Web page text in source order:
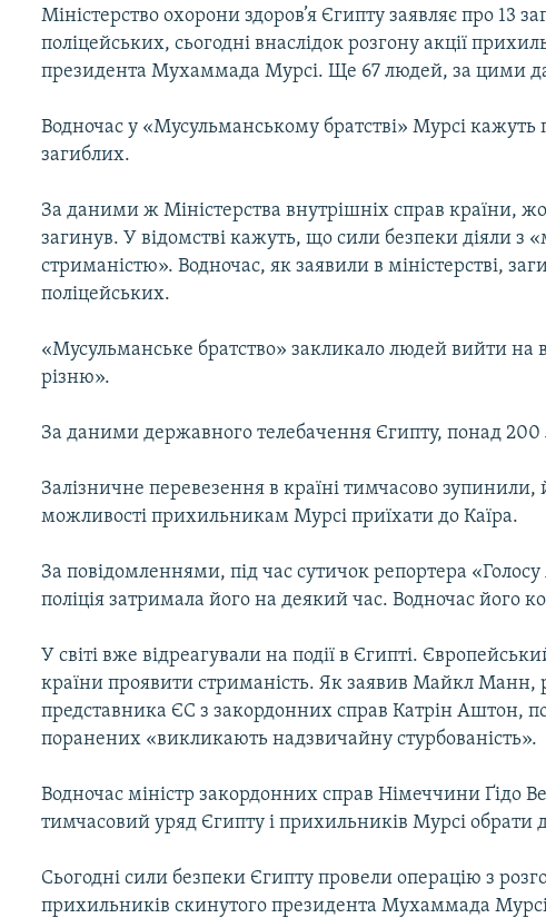
Міністерство охорони здоров’я Єгипту заявляє про 13
поліцейських, сьогодні внаслідок розгону акції
президента Мухаммада Мурсі. Ще 67 людей, за цими
Водночас у «Мусульманському братстві» Мурсі кажуть
загиблих.
За даними ж Міністерства внутрішніх справ країни,
загинув. У відомстві кажуть, що сили безпеки діяли з
стриманістю». Водночас, як заявили в міністерстві,
поліцейських.
«Мусульманське братство» закликало людей вийти на
різню».
За даними державного телебачення Єгипту, понад 200
Залізничне перевезення в країні тимчасово
можливості прихильникам Мурсі приїхати до Каїра.
За повідомленнями, під час сутичок репортера
поліція затримала його на деякий час. Водночас його
У світі вже відреагували на події в Єгипті.
країни проявити стриманість. Як заявив Майкл Манн,
представника ЄС з закордонних справ Катрін Аштон,
поранених «викликають надзвичайну стурбованість».
Водночас міністр закордонних справ Німеччини Ґідо
тимчасовий уряд Єгипту і прихильників Мурсі обрати
Сьогодні сили безпеки Єгипту провели операцію з
прихильників скинутого президента Мухаммада